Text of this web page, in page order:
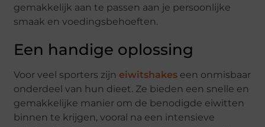
gemakkelijk aan te passen aan je persoonlijke
smaak en voedingsbehoeften.
Een handige oplossing
Voor veel sporters zijn eiwitshakes een onmisbaar
onderdeel van hun dieet. Ze bieden een snelle en
gemakkelijke manier om de benodigde eiwitten
binnen te krijgen, vooral na een intensieve